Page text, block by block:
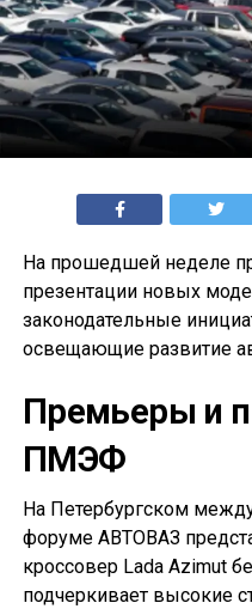
На прошедшей неделе
презентации новых
законодательные
освещающие развитие
Премьеры и
ПМЭФ
На Петербургском
форуме АВТОВАЗ
кроссовер Lada Azimut
подчеркивает высокие